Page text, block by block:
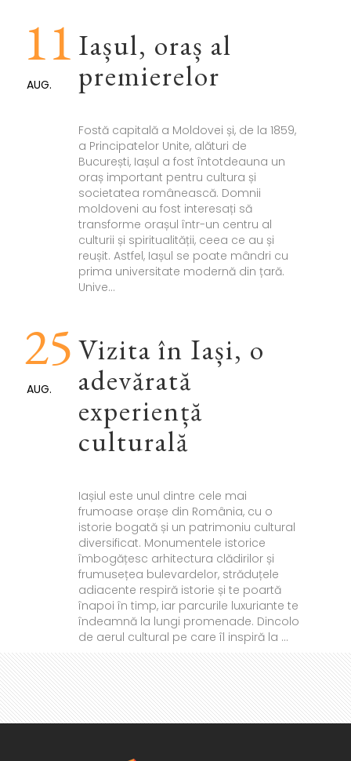
11
AUG.
Iașul, oraș al
premierelor
Fostă capitală a Moldovei și, de la 1859,
a Principatelor Unite, alături de
București, Iașul a fost întotdeauna un
oraș important pentru cultura și
societatea românească. Domnii
moldoveni au fost interesați să
transforme orașul într-un centru al
culturii și spiritualității, ceea ce au și
reușit. Astfel, Iașul se poate mândri cu
prima universitate modernă din țară.
Unive...
25
AUG.
Vizita în Iași, o
adevărată
experiență
culturală
Iașiul este unul dintre cele mai
frumoase orașe din România, cu o
istorie bogată și un patrimoniu cultural
diversificat. Monumentele istorice
îmbogățesc arhitectura clădirilor și
frumusețea bulevardelor, străduțele
adiacente respiră istorie și te poartă
înapoi în timp, iar parcurile luxuriante te
îndeamnă la lungi promenade. Dincolo
de aerul cultural pe care îl inspiră la ...